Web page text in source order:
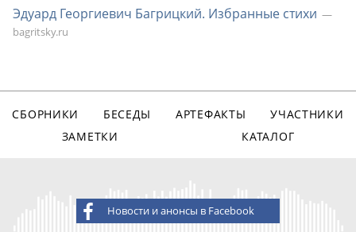
Эдуард Георгиевич Багрицкий. Избранные стихи
bagritsky.ru
СБОРНИКИ БЕСЕДЫ АРТЕФАКТЫ
УЧАСТНИКИ
ЗАМЕТКИ
КАТАЛОГ
Новости и анонсы в Facebook